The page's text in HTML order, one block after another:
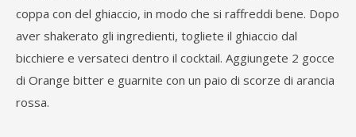
coppa con del ghiaccio, in modo che si raffreddi bene. Dopo
aver shakerato gli ingredienti, togliete il ghiaccio dal
bicchiere e versateci dentro il cocktail. Aggiungete 2 gocce
di Orange bitter e guarnite con un paio di scorze di arancia
rossa.